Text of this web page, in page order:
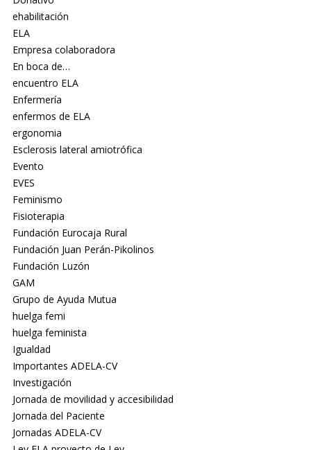
ehabilitación
ELA
Empresa colaboradora
En boca de…
encuentro ELA
Enfermería
enfermos de ELA
ergonomia
Esclerosis lateral amiotrófica
Evento
EVES
Feminismo
Fisioterapia
Fundación Eurocaja Rural
Fundación Juan Perán-Pikolinos
Fundación Luzón
GAM
Grupo de Ayuda Mutua
huelga femi
huelga feminista
Igualdad
Importantes ADELA-CV
Investigación
Jornada de movilidad y accesibilidad
Jornada del Paciente
Jornadas ADELA-CV